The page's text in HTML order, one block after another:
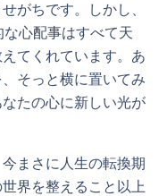
がちです。しかし、
心配事はすべて天
てくれています。あ
そっと横に置いてみ
たの心に新しい光が
まさに人生の転換期
界を整えること以上